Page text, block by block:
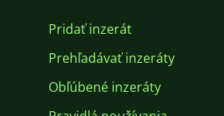
Pridať inzerát
Prehľadávať inzeráty
Obľúbené inzeráty